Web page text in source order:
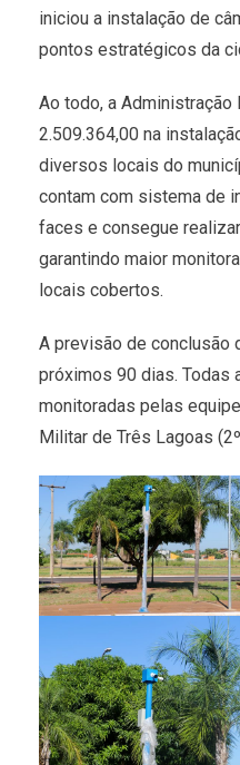
iniciou a instalação de
pontos estratégicos da
Ao todo, a Administração
2.509.364,00 na
diversos locais do
contam com sistema de
faces e consegue
garantindo maior
locais cobertos.
A previsão de conclusão
próximos 90 dias. Todas
monitoradas pelas
Militar de Três Lagoas